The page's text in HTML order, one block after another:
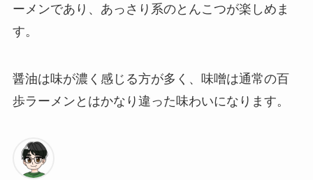
ーメンであり、あっさり系のとんこつが楽しめま
す。
醤油は味が濃く感じる方が多く、味噌は通常の百
歩ラーメンとはかなり違った味わいになります。